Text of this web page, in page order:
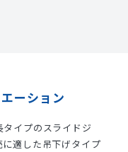
ーション
イプのスライドジ
に適した吊下げタイプ